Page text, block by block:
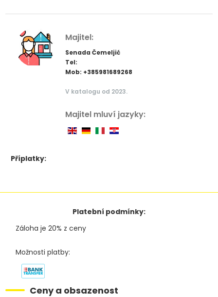
Majitel:
Senada Čemeljić
Tel:
Mob: +385981689268
V katalogu od 2023.
Majitel mluví jazyky:
Příplatky:
Platební podmínky:
Záloha je 20% z ceny
Možnosti platby:
Ceny a obsazenost